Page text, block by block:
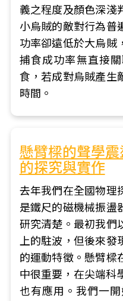
義之程度及顏色深淺
小烏賊的敵對行為普
功率卻遠低於大烏賊
捕食成功率無直接
食，若成對烏賊產生
時間。
懸臂樑的聲學
的探究與實作
去年我們在全國物理
是鐵尺的磁機械振盪
研究清楚。最初我們
上的駐波，但後來
的運動特徵。懸臂樑
中很重要，在尖端科
也有應用。我們一